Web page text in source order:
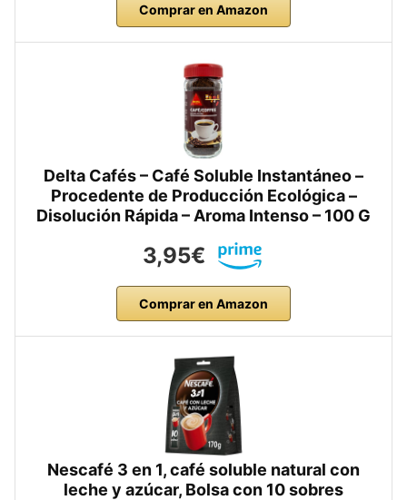
Comprar en Amazon
Delta Cafés – Café Soluble Instantáneo –
Procedente de Producción Ecológica –
Disolución Rápida – Aroma Intenso – 100 G
3,95€
Comprar en Amazon
Nescafé 3 en 1, café soluble natural con
leche y azúcar, Bolsa con 10 sobres